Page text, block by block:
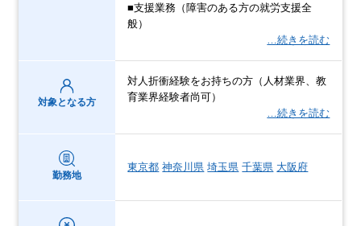
■支援業務（障害のある方の就労支援全
般）
…続きを読む
対象となる方
対人折衝経験をお持ちの方（人材業界、教
育業界経験者尚可）
…続きを読む
勤務地
東京都 神奈川県 埼玉県 千葉県 大阪府